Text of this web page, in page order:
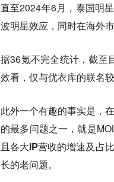
直至2024年6月，泰国明
波明星效应，同时在海外
据36氪不完全统计，截至
效看，仅与优衣库的联名
此外一个有趣的事实是，
的最多问题之一，就是
且各大IP营收的增速及占
长的老问题。